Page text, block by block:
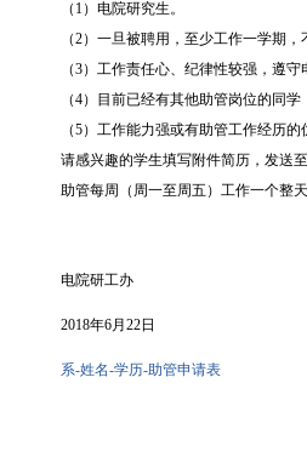
（1）电院研究生。
（2）一旦被聘用，至少工作一学期，
（3）工作责任心、纪律性较强，遵守
（4）目前已经有其他助管岗位的同
（5）工作能力强或有助管工作经历的
请感兴趣的学生填写附件简历，发送至
助管每周（周一至周五）工作一个整
电院研工办
2018年6月22日
系-姓名-学历-助管申请表